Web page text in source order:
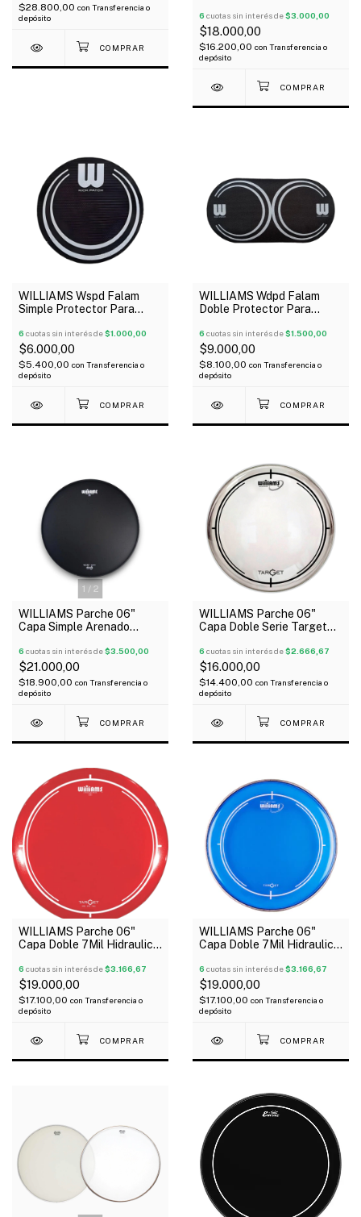
$28.800,00 con Transferencia o
depósito
6 cuotas sin interés de$3.000,00
$18.000,00
$16.200,00 con Transferencia o
depósito
WILLIAMS Wspd Falam
Simple Protector Para
6 cuotas sin interés de$1.000,00
$6.000,00
$5.400,00 con Transferencia o
depósito
WILLIAMS Wdpd Falam
Doble Protector Para
6 cuotas sin interés de$1.500,00
$9.000,00
$8.100,00 con Transferencia o
depósito
1 / 2
WILLIAMS Parche 06"
Capa Simple Arenado
6 cuotas sin interés de$3.500,00
$21.000,00
$18.900,00 con Transferencia o
depósito
WILLIAMS Parche 06"
Capa Doble Serie Target
6 cuotas sin interés de$2.666,67
$16.000,00
$14.400,00 con Transferencia o
depósito
WILLIAMS Parche 06"
Capa Doble 7Mil Hidraulico
6 cuotas sin interés de$3.166,67
$19.000,00
$17.100,00 con Transferencia o
depósito
WILLIAMS Parche 06"
Capa Doble 7Mil Hidraulico
6 cuotas sin interés de$3.166,67
$19.000,00
$17.100,00 con Transferencia o
depósito